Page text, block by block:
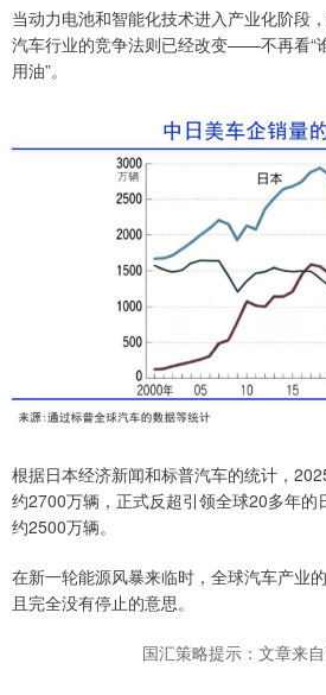
当动力电池和智能化技术进入产业化阶段
汽车行业的竞争法则已经改变——不再看“
用油”。
根据日本经济新闻和标普汽车的统计，
约2700万辆，正式反超引领全球20多年
约2500万辆。
在新一轮能源风暴来临时，全球汽车产业
且完全没有停止的意思。
国汇策略提示：文章来